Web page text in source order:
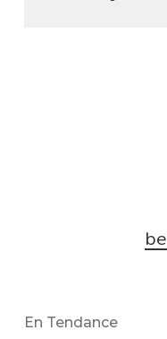
En Tendance